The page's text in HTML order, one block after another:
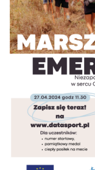
Twoich zwyczajów
internetowej. Treści
podmiotów trzecich lub
innych dostawców usług.
pośredników
ofert, komunikatów